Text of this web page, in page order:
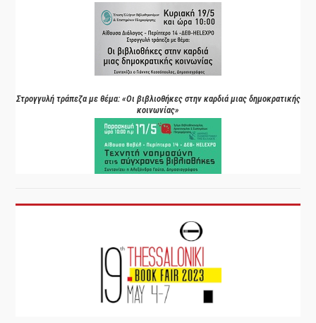
Στρογγυλή τράπεζα με θέμα: «Οι βιβλιοθήκες στην καρδιά μιας δημοκρατικής
κοινωνίας»